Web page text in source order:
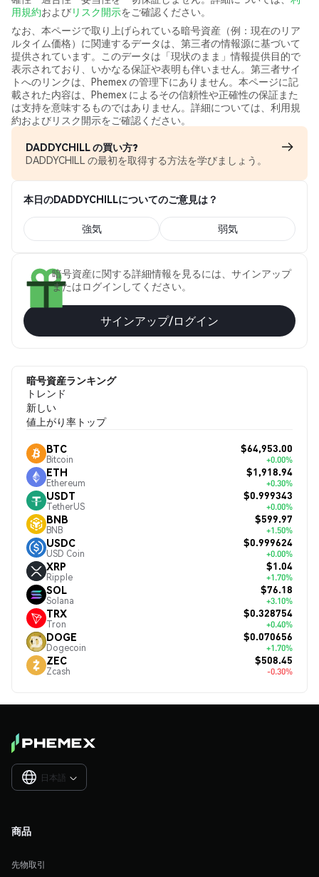
用規約およびリスク開示をご確認ください。
なお、本ページで取り上げられている暗号資産（例：現在のリア
ルタイム価格）に関連するデータは、第三者の情報源に基づいて
提供されています。このデータは「現状のまま」情報提供目的で
表示されており、いかなる保証や表明も伴いません。第三者サイ
トへのリンクは、Phemex の管理下にありません。本ページに記
載された内容は、Phemex によるその信頼性や正確性の保証また
は支持を意味するものではありません。詳細については、利用規
約およびリスク開示をご確認ください。
DADDYCHILL の買い方?
DADDYCHILL の最初を取得する方法を学びましょう。
本日のDADDYCHILLについてのご意見は？
強気 弱気
暗号資産に関する詳細情報を見るには、サインアップ
またはログインしてください。
サインアップ/ログイン
暗号資産ランキング
トレンド
新しい
値上がり率トップ
BTC
Bitcoin
$64,953.00
+0.00%
ETH
Ethereum
$1,918.94
+0.30%
USDT
TetherUS
$0.999343
+0.00%
BNB
BNB
$599.97
+1.50%
USDC
USD Coin
$0.999624
+0.00%
XRP
Ripple
$1.04
+1.70%
SOL
Solana
$76.18
+3.10%
TRX
Tron
$0.328754
+0.40%
DOGE
Dogecoin
$0.070656
+1.70%
ZEC
Zcash
$508.45
-0.30%
日本語 
商品
先物取引